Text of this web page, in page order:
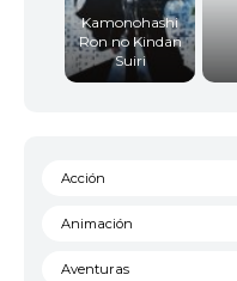
Kamonohashi
Ron no Kindan
Suiri
Acción
Animación
Aventuras